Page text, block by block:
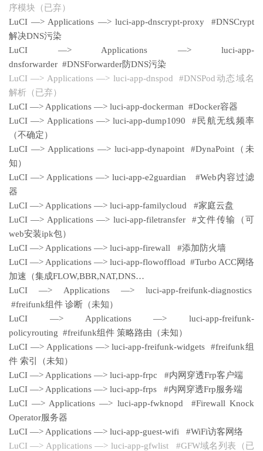
序模块（已弃）
LuCI —> Applications —> luci-app-dnscrypt-proxy #DNSCrypt
解决DNS污染
LuCI —> Applications —> luci-app-
dnsforwarder #DNSForwarder防DNS污染
LuCI —> Applications —> luci-app-dnspod #DNSPod动态域名
解析（已弃）
LuCI —> Applications —> luci-app-dockerman #Docker容器
LuCI —> Applications —> luci-app-dump1090 #民航无线频率
（不确定）
LuCI —> Applications —> luci-app-dynapoint #DynaPoint（未
知）
LuCI —> Applications —> luci-app-e2guardian #Web内容过滤
器
LuCI —> Applications —> luci-app-familycloud #家庭云盘
LuCI —> Applications —> luci-app-filetransfer #文件传输（可
web安装ipk包）
LuCI —> Applications —> luci-app-firewall #添加防火墙
LuCI —> Applications —> luci-app-flowoffload #Turbo ACC网络
加速（集成FLOW,BBR,NAT,DNS…
LuCI —> Applications —> luci-app-freifunk-diagnostics
#freifunk组件 诊断（未知）
LuCI —> Applications —> luci-app-freifunk-
policyrouting #freifunk组件 策略路由（未知）
LuCI —> Applications —> luci-app-freifunk-widgets #freifunk组
件 索引（未知）
LuCI —> Applications —> luci-app-frpc #内网穿透Frp客户端
LuCI —> Applications —> luci-app-frps #内网穿透Frp服务端
LuCI —> Applications —> luci-app-fwknopd #Firewall Knock
Operator服务器
LuCI —> Applications —> luci-app-guest-wifi #WiFi访客网络
LuCI —> Applications —> luci-app-gfwlist #GFW域名列表（已